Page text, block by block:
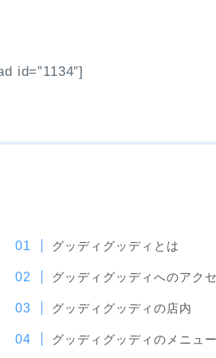
id=”1134″]
グッディグッディとは
グッディグッディへのアク
グッディグッディの店内
グッディグッディのメニュー